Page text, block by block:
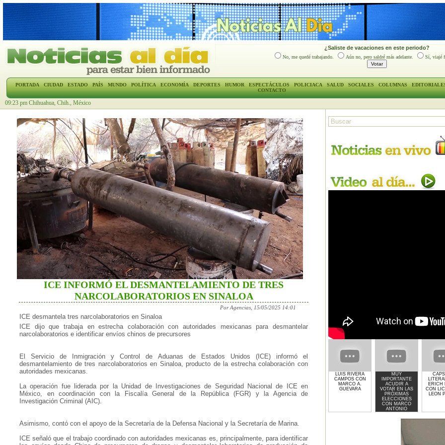
¿Saliste de vacaciones en este periodo?
No, me quedé trabajando. Aún no, pero saldré más adelante. Sí, viajé
PORTADA CIUDAD ESTADO PAÍS MUNDO POLÍTICA ECONOMÍA DEPORTES HUMOR ESPECTÁCULOS POLICIACA SALUD SOCIALES COLUMNAS
CONTACTO
09:23 pm Chihuahua, Chih., México
ICE INFORMÓ EL DESMANTELAMIENTO DE TRES
NARCOLABORATORIOS EN SINALOA
Por Agencias, 15/05/2025 14:01
ICE desmantela tres narcolaboratorios en Sinaloa
ICE dijo que trabaja en estrecha colaboración con autoridades mexicanas para desmantelar
narcolaboratorios e identificar envíos chinos de precursores
El Servicio de Inmigración y Control de Aduanas de Estados Unidos (ICE) informó el
desmantelamiento de tres narcolaboratorios en Sinaloa, producto de la estrecha colaboración con
autoridades mexicanas.
La operación fue liderada por la Unidad de Investigaciones de Seguridad Nacional de ICE en
México, en coordinación con la Fiscalía General de la República (FGR) y la Agencia de
Investigación Criminal (AIC).
Asimismo, contó con el apoyo de la Secretaría de la Defensa Nacional y la Secretaría de Marina.
ICE señaló que el trabajo coordinado con autoridades mexicanas es, principalmente, para identificar
LUIS RIVERA
CAMPOS CON
MARCO A.
GUEVARA
MUY
IMPORTANTE
ACUDIR A
VOTAR EN LAS
PRÓXIMAS
ELECCIONES
CON MARCO
ANTONIO
GUEVARA
ERICH
CON
LEON